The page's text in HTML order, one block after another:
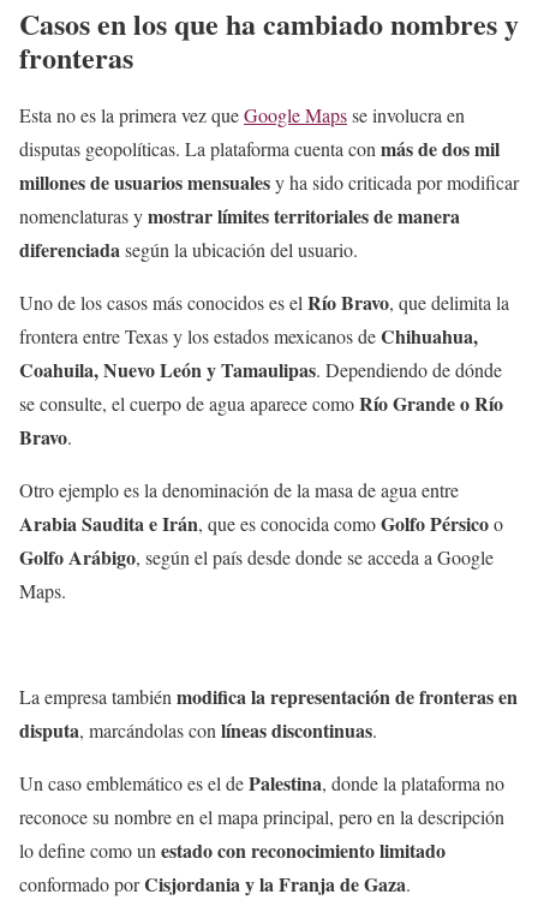
Casos en los que ha cambiado nombres y
fronteras
Esta no es la primera vez queGoogle Mapsse involucra en
disputas geopolíticas. La plataforma cuenta con más de dos mil
millones de usuarios mensualesy ha sido criticada por modificar
nomenclaturas ymostrar límites territoriales de manera
diferenciada según la ubicación del usuario.
Uno de los casos más conocidos es el Río Bravo, que delimita la
frontera entre Texas y los estados mexicanos deChihuahua,
Coahuila, Nuevo León y Tamaulipas. Dependiendo de dónde
se consulte, el cuerpo de agua aparece comoRío Grande o Río
Bravo.
Otro ejemplo es la denominación de la masa de agua entre
Arabia Saudita e Irán, que es conocida comoGolfo Pérsicoo
Golfo Arábigo, según el país desde donde se acceda a Google
Maps.
La empresa también modifica la representación de fronteras en
disputa, marcándolas con líneas discontinuas.
Un caso emblemático es el dePalestina, donde la plataforma no
reconoce su nombre en el mapa principal, pero en la descripción
lo define como un estado con reconocimiento limitado
conformado porCisjordania y la Franja de Gaza.